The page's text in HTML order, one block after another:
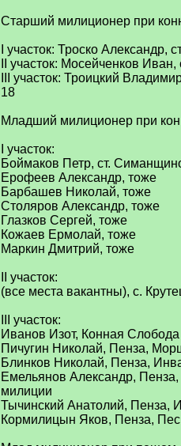
Старший милиционер при
I участок: Троско Александр,
II участок: Мосейченков Иван,
III участок: Троицкий
18
Младший милиционер при
I участок:
Боймаков Петр, ст.
Ерофеев Александр, тоже
Барбашев Николай, тоже
Столяров Александр, тоже
Глазков Сергей, тоже
Кожаев Ермолай, тоже
Маркин Дмитрий, тоже
II участок:
(все места вакантны), с.
III участок:
Иванов Изот, Конная Слобода
Пичугин Николай, Пенза,
Блинков Николай, Пенза,
Емельянов Александр,
милиции
Тычинский Анатолий, Пенза,
Кормилицын Яков, Пенза,